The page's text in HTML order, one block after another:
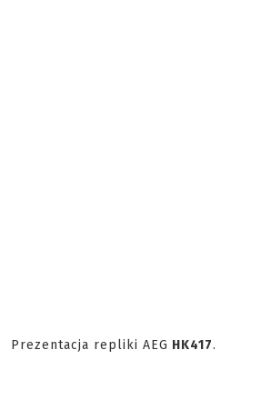
Prezentacja repliki AEG HK417.